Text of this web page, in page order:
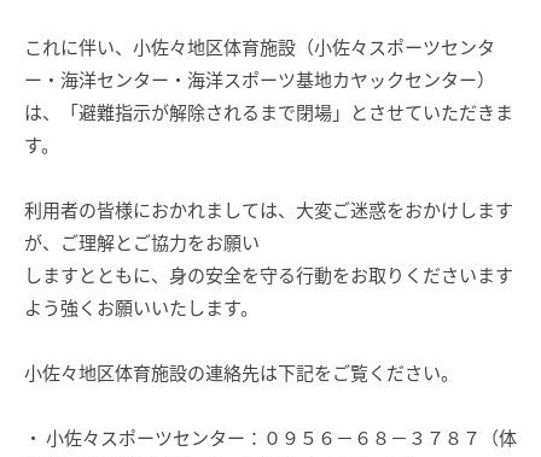
これに伴い、小佐々地区体育施設（小佐々スポーツセンタ
ー・海洋センター・海洋スポーツ基地カヤックセンター）
は、「避難指示が解除されるまで閉場」とさせていただきま
す。
利用者の皆様におかれましては、大変ご迷惑をおかけします
が、ご理解とご協力をお願い
しますとともに、身の安全を守る行動をお取りくださいます
よう強くお願いいたします。
小佐々地区体育施設の連絡先は下記をご覧ください。
・ 小佐々スポーツセンター：０９５６－６８－３７８７（体